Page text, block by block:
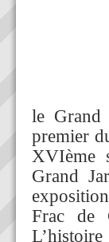
le Grand
premier
XVIème
Grand
Frac de